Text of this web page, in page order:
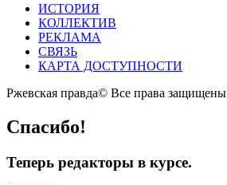
ИСТОРИЯ
КОЛЛЕКТИВ
РЕКЛАМА
СВЯЗЬ
КАРТА ДОСТУПНОСТИ
Ржевская правда© Все права защищены
Спасибо!
Теперь редакторы в курсе.